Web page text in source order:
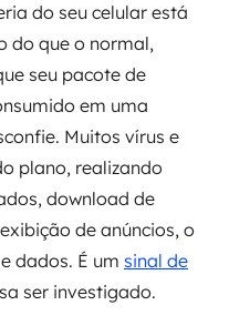
do seu celular está
do que o normal,
seu pacote de
em uma
Muitos vírus e
plano, realizando
download de
de anúncios, o
dados. É um sinal de
ser investigado.